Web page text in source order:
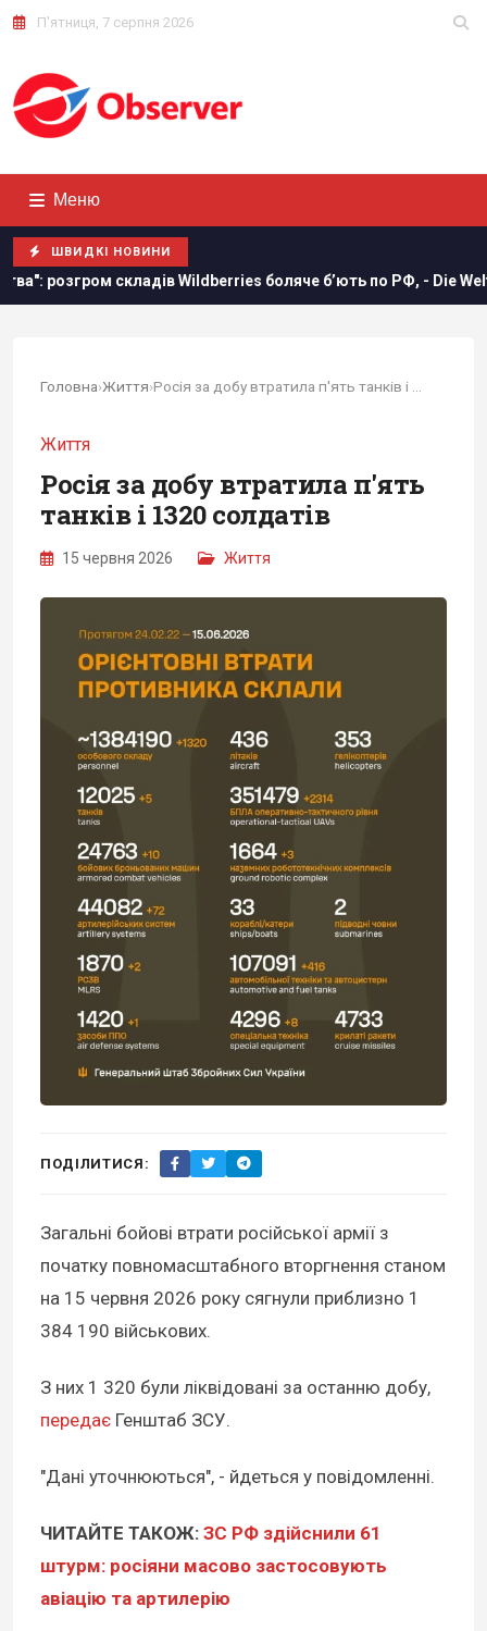
П'ятниця, 7 серпня 2026
Меню
ШВИДКІ НОВИНИ
боляче бʼють по РФ, - Die Welt Росія
Головна›Життя›
Життя
Росія за добу втратила п'ять
танків і 1320 солдатів
15 червня 2026 Життя
ПОДІЛИТИСЯ:
Загальні бойові втрати російської армії з
початку повномасштабного вторгнення станом
на 15 червня 2026 року сягнули приблизно 1
384 190 військових.
З них 1 320 були ліквідовані за останню добу,
передає Генштаб ЗСУ.
"Дані уточнюються", - йдеться у повідомленні.
ЧИТАЙТЕ ТАКОЖ: ЗС РФ здійснили 61
штурм: росіяни масово застосовують
авіацію та артилерію